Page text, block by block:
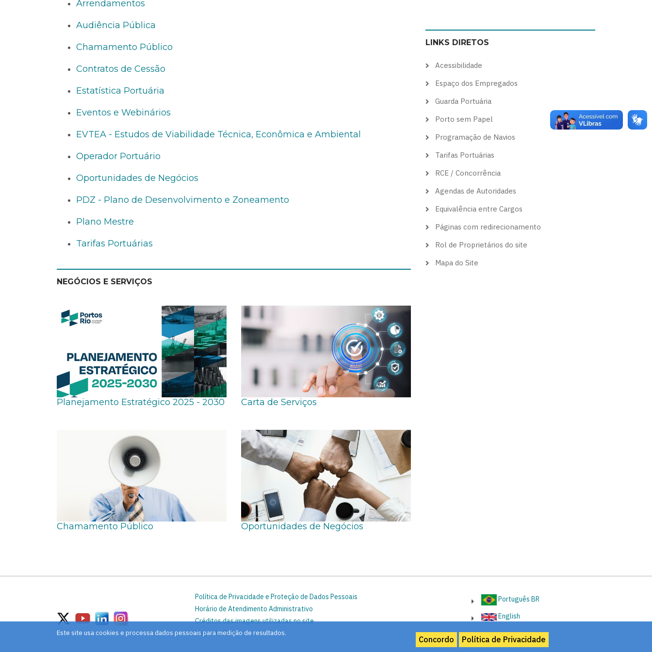
Arrendamentos
Audiência Pública
Chamamento Público
Contratos de Cessão
Estatística Portuária
Eventos e Webinários
EVTEA - Estudos de Viabilidade Técnica, Econômica e Ambiental
Operador Portuário
Oportunidades de Negócios
PDZ - Plano de Desenvolvimento e Zoneamento
Plano Mestre
Tarifas Portuárias
NEGÓCIOS E SERVIÇOS
Planejamento Estratégico 2025 - 2030 Carta de Serviços
Chamamento Público Oportunidades de Negócios
color
theme
blue
theme
high
visibility
soft
theme
LINKS DIRETOS
Acessibilidade
Espaço dos Empregados
Guarda Portuária
Porto sem Papel
Programação de Navios
Tarifas Portuárias
RCE / Concorrência
Agendas de Autoridades
Equivalência entre Cargos
Páginas com redirecionamento
Rol de Proprietários do site
Mapa do Site
Política de Privacidade e Proteção de Dados Pessoais
Horário de Atendimento Administrativo
Créditos das imagens utilizadas no site
Mapa do Site
Português BR
English
Este site usa cookies e processa dados pessoais para medição de resultados.
Concordo Política de Privacidade